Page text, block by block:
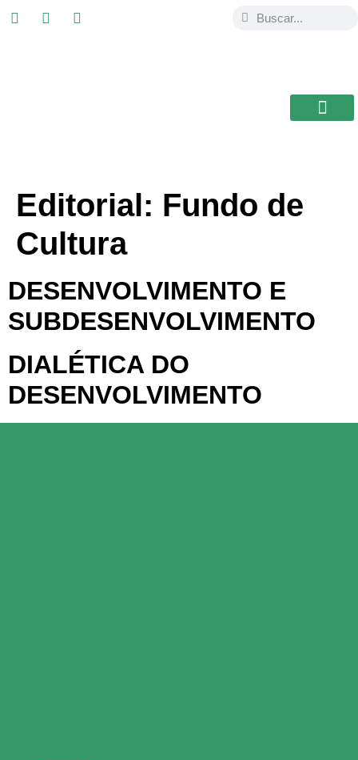
Editorial: Fundo de
Cultura
DESENVOLVIMENTO E
SUBDESENVOLVIMENTO
DIALÉTICA DO
DESENVOLVIMENTO